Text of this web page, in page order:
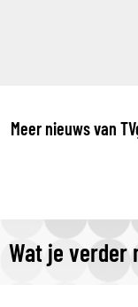
Meer nieuws van
Wat je verder